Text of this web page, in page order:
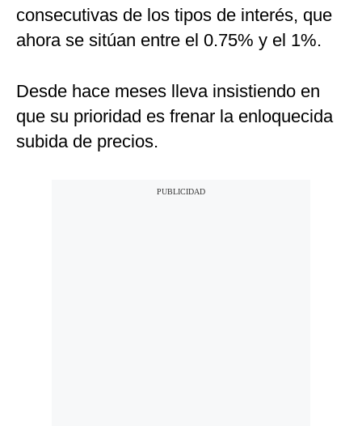
consecutivas de los tipos de interés, que
ahora se sitúan entre el 0.75% y el 1%.
Desde hace meses lleva insistiendo en
que su prioridad es frenar la enloquecida
subida de precios.